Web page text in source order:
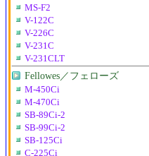
MS-F2
V-122C
V-226C
V-231C
V-231CLT
Fellowes／フェローズ
M-450Ci
M-470Ci
SB-89Ci-2
SB-99Ci-2
SB-125Ci
C-225Ci